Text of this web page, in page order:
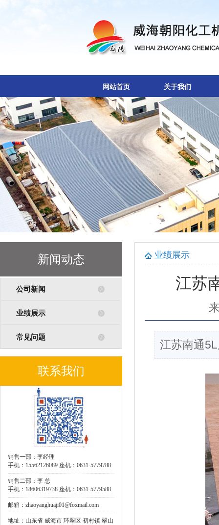
网站首页 关于我们
新闻动态
公司新闻
业绩展示
常见问题
联系我们
销售一部：李经理
手机：15562126089 座机：0631-5779788
销售二部：李 总
手机：18606319738 座机：0631-5779588
邮箱：zhaoyanghuaji01@foxmail.com
地址：山东省 威海市 环翠区 初村镇 翠山
业绩展示
江苏
江苏南通